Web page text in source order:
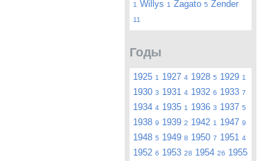
1 Willys 1 Zagato 5 Zender
11
Годы
1925 1 1927 4 1928 5 1929 1
1930 3 1931 4 1932 6 1933 7
1934 4 1935 1 1936 3 1937 5
1938 9 1939 2 1942 1 1947 9
1948 5 1949 8 1950 7 1951 4
1952 6 1953 28 1954 26 1955